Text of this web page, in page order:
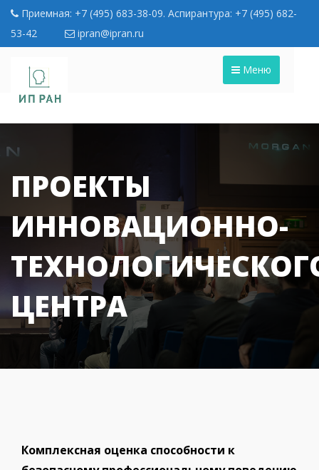
Приемная: +7 (495) 683-38-09. Аспирантура: +7 (495) 682-
53-42
ipran@ipran.ru
Меню
ПРОЕКТЫ
ИННОВАЦИОННО-
ЦЕНТРА
Комплексная оценка способности к